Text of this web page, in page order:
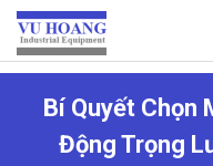
Bí Quyết Chọn
Động Trọng